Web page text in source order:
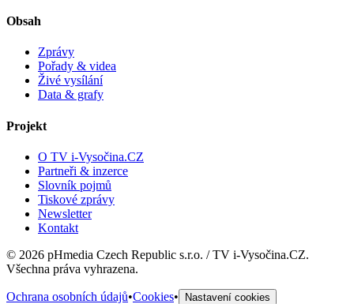
Obsah
Zprávy
Pořady & videa
Živé vysílání
Data & grafy
Projekt
O TV i-Vysočina.CZ
Partneři & inzerce
Slovník pojmů
Tiskové zprávy
Newsletter
Kontakt
© 2026 pHmedia Czech Republic s.r.o. / TV i-Vysočina.CZ.
Všechna práva vyhrazena.
Ochrana osobních údajů•Cookies• Nastavení cookies